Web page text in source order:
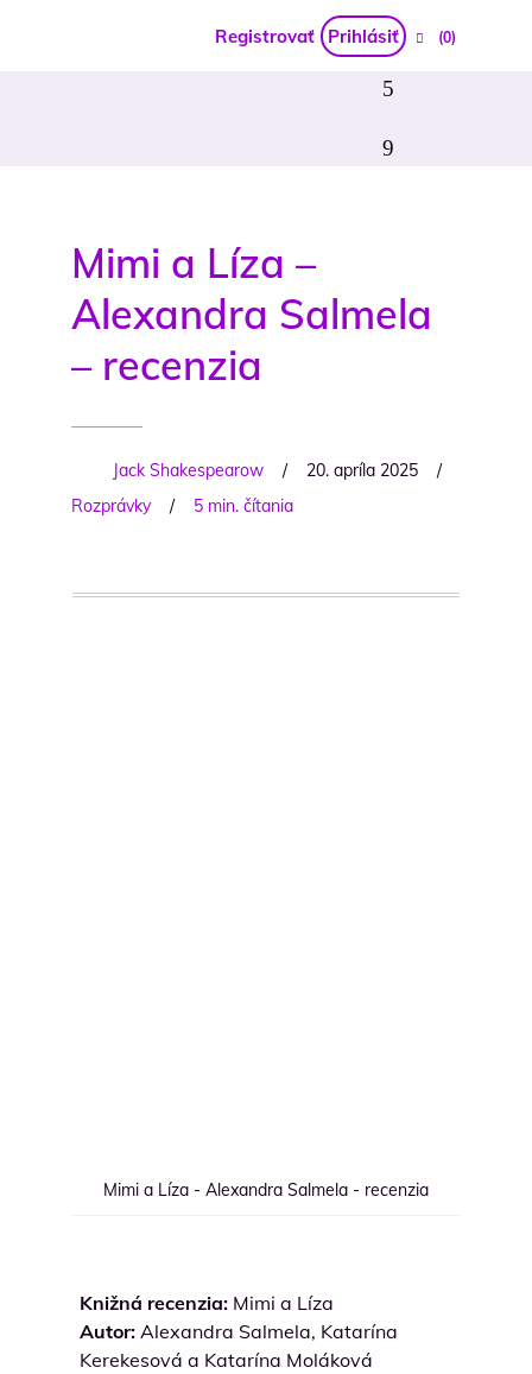
Registrovať Prihlásiť (0)
Mimi a Líza –
Alexandra Salmela
– recenzia
Jack Shakespearow / 20. apríla 2025
/
Rozprávky
/ 5 min. čítania
Mimi a Líza - Alexandra Salmela - recenzia
Knižná recenzia:Mimi a Líza
Autor:Alexandra Salmela, Katarína
Kerekesová a Katarína Moláková